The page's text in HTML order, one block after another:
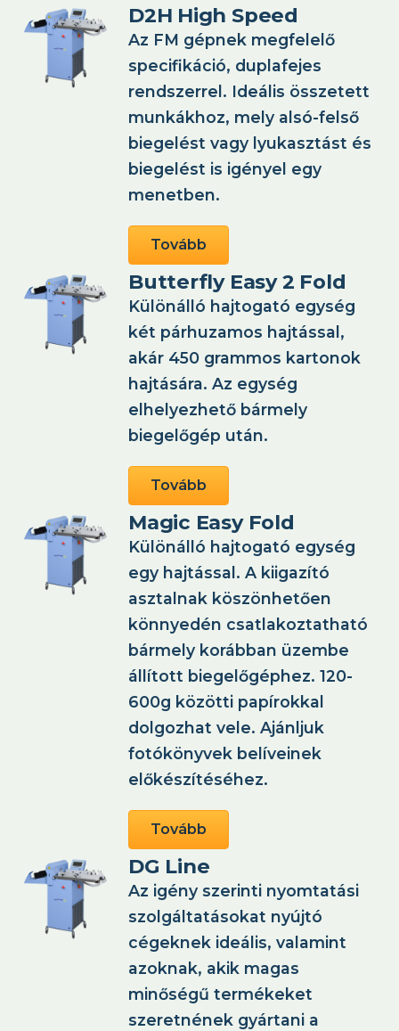
D2H High Speed
Az FM gépnek megfelelő
specifikáció, duplafejes
rendszerrel. Ideális összetett
munkákhoz, mely alsó-felső
biegelést vagy lyukasztást és
biegelést is igényel egy
menetben.
Tovább
Butterfly Easy 2 Fold
Különálló hajtogató egység
két párhuzamos hajtással,
akár 450 grammos kartonok
hajtására. Az egység
elhelyezhető bármely
biegelőgép után.
Tovább
Magic Easy Fold
Különálló hajtogató egység
egy hajtással. A kiigazító
asztalnak köszönhetően
könnyedén csatlakoztatható
bármely korábban üzembe
állított biegelőgéphez. 120-
600g közötti papírokkal
dolgozhat vele. Ajánljuk
fotókönyvek belíveinek
előkészítéséhez.
Tovább
DG Line
Az igény szerinti nyomtatási
szolgáltatásokat nyújtó
cégeknek ideális, valamint
azoknak, akik magas
minőségű termékeket
szeretnének gyártani a